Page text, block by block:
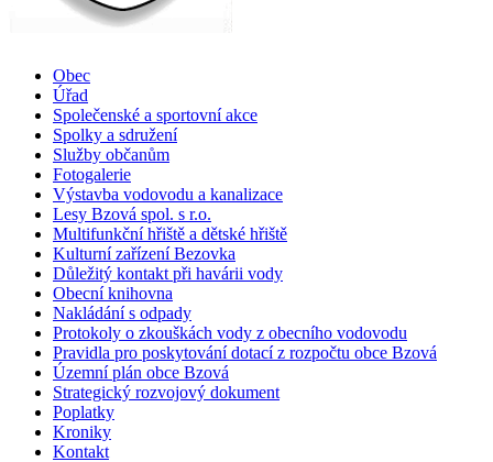
Obec
Úřad
Společenské a sportovní akce
Spolky a sdružení
Služby občanům
Fotogalerie
Výstavba vodovodu a kanalizace
Lesy Bzová spol. s r.o.
Multifunkční hřiště a dětské hřiště
Kulturní zařízení Bezovka
Důležitý kontakt při havárii vody
Obecní knihovna
Nakládání s odpady
Protokoly o zkouškách vody z obecního vodovodu
Pravidla pro poskytování dotací z rozpočtu obce Bzová
Územní plán obce Bzová
Strategický rozvojový dokument
Poplatky
Kroniky
Kontakt